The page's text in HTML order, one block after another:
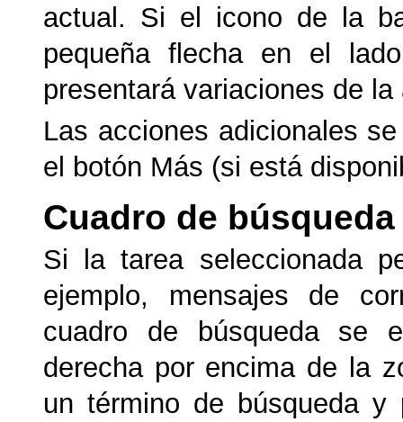
actual. Si el icono de la
pequeña flecha en el
presentará variaciones de
Las acciones adicionales
el botón Más (si está
Cuadro de búsqueda
Si la tarea seleccionada
ejemplo, mensajes de
cuadro de búsqueda se
derecha por encima de la
un término de búsqueda